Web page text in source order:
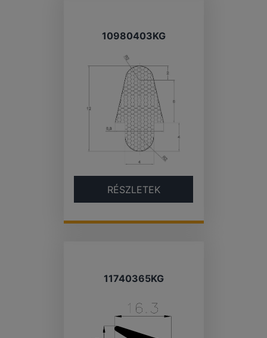
10980403KG
RÉSZLETEK
11740365KG